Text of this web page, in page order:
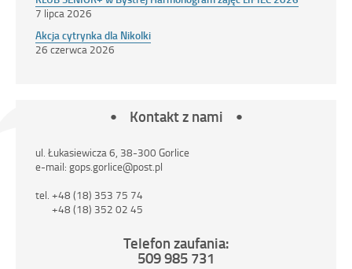
7 lipca 2026
Akcja cytrynka dla Nikolki
26 czerwca 2026
Kontakt z nami
ul. Łukasiewicza 6, 38-300 Gorlice
e-mail: gops.gorlice@post.pl
tel. +48 (18) 353 75 74
+48 (18) 352 02 45
Telefon zaufania:
509 985 731